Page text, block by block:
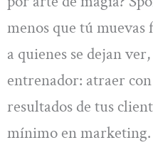
menos que tú
a quienes se dejan
entrenador: atraer
resultados de tus
mínimo en marketing.